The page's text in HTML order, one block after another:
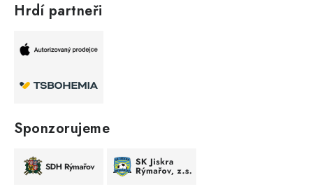
Hrdí partneři
Sponzorujeme